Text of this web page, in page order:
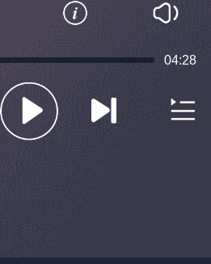
04:28